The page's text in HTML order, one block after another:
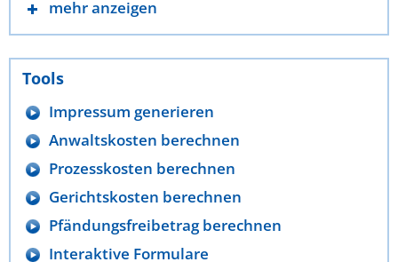
mehr anzeigen
Tools
Impressum generieren
Anwaltskosten berechnen
Prozesskosten berechnen
Gerichtskosten berechnen
Pfändungsfreibetrag berechnen
Interaktive Formulare